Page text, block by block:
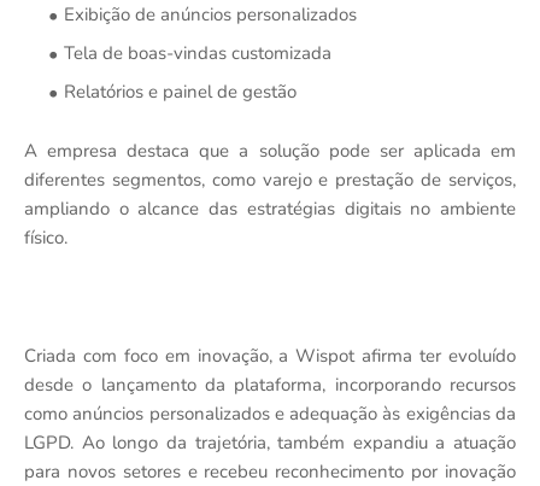
Exibição de anúncios personalizados
Tela de boas-vindas customizada
Relatórios e painel de gestão
A empresa destaca que a solução pode ser aplicada em
diferentes segmentos, como varejo e prestação de serviços,
ampliando o alcance das estratégias digitais no ambiente
físico.
Criada com foco em inovação, a Wispot afirma ter evoluído
desde o lançamento da plataforma, incorporando recursos
como anúncios personalizados e adequação às exigências da
LGPD. Ao longo da trajetória, também expandiu a atuação
para novos setores e recebeu reconhecimento por inovação